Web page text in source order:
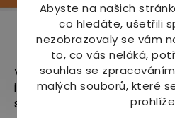
Abyste na našich
co hledáte, ušetřili
nezobrazovaly se vám
to, co vás neláká,
souhlas se
malých souborů, které
Odebírat
Vložte svůj e-mail a my
informace o nových
shopu.